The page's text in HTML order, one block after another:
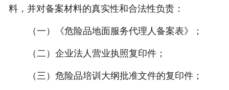
料，并对备案材料的真实性和合法性负责：
（一） 《危险品地面服务代理人备案表》；
（二） 企业法人营业执照复印件；
（三） 危险品培训大纲批准文件的复印件；